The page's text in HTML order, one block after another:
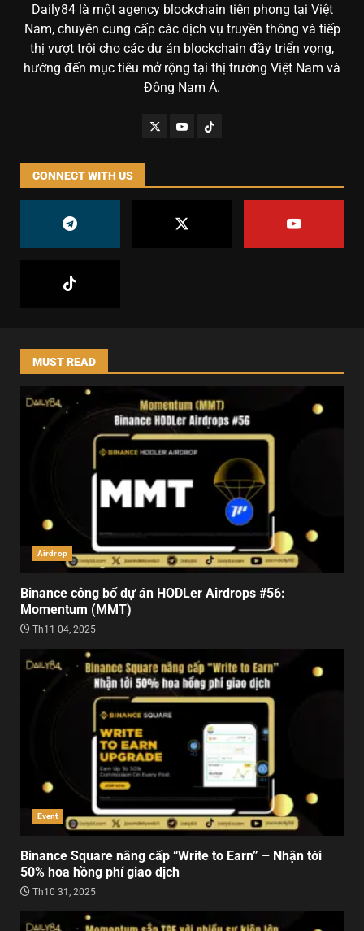
Daily84 là một agency blockchain tiên phong tại Việt
Nam, chuyên cung cấp các dịch vụ truyền thông và tiếp
thị vượt trội cho các dự án blockchain đầy triển vọng,
hướng đến mục tiêu mở rộng tại thị trường Việt Nam và
Đông Nam Á.
CONNECT WITH US
MUST READ
Airdrop
Binance công bố dự án HODLer Airdrops #56:
Momentum (MMT)
Th11 04, 2025
Event
Binance Square nâng cấp “Write to Earn” – Nhận tới
50% hoa hồng phí giao dịch
Th10 31, 2025